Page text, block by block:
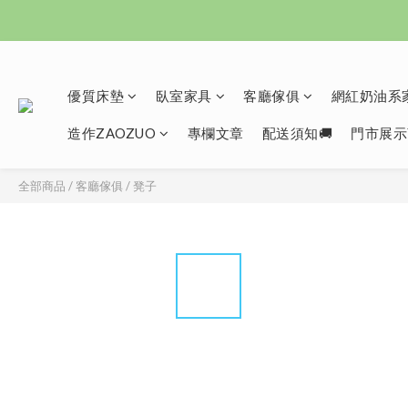
優質床墊 臥室家具 客廳傢俱 網紅奶油
造作ZAOZUO 專欄文章 配送須知🚚 門市展
全部商品 /客廳傢俱/ 凳子